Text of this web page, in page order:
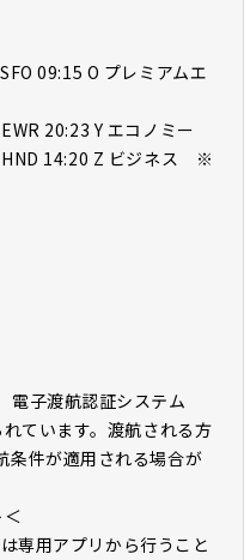
09:15 O プレミアムエ
20:23 Y エコノミー
HND 14:20 Z ビジネス ※
電子渡航認証システム
れています。渡航される方
条件が適用される場合が
専用アプリから行うこと